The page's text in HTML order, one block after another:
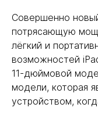
Совершенно
потрясающую
лёгкий и
возможностей
11-дюймовой
модели, которая
устройством,